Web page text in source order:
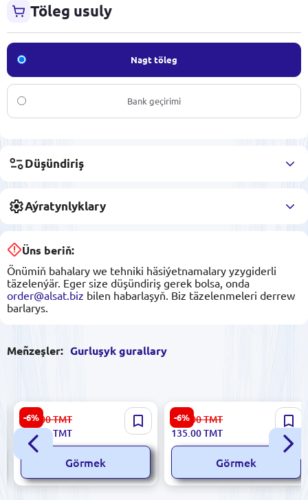
Töleg usuly
Nagt töleg
Bank geçirimi
Düşündiriş
Aýratynlyklary
Üns beriň:
Önümiň bahalary we tehniki häsiýetnamalary yzygiderli
täzelenýär. Eger size düşündiriş gerek bolsa, onda
order@alsat.biz bilen habarlaşyň. Biz täzelenmeleri derrew
barlarys.
Meñzeşler: Gurluşyk gurallary
-6%
RONIX OBJRONRH1831 |
LAN synagly gysgyç 3-1 RJ45
332.00TMT
312.00TMT
Görmek
-6%
Ronix RH-1191 | Agyr Işler
üçin Multitool Gyzyl
144.00TMT
135.00TMT
Görmek